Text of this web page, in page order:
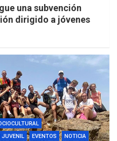
una subvención
dirigido a jóvenes
JUVENIL
EVENTOS
NOTICIA